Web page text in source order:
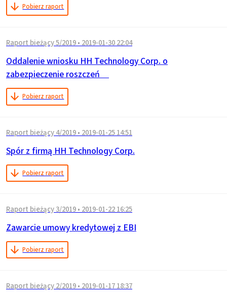
Pobierz raport
Raport bieżący 5/2019 • 2019-01-30 22:04
Oddalenie wniosku HH Technology Corp. o
zabezpieczenie roszczeń
Pobierz raport
Raport bieżący 4/2019 • 2019-01-25 14:51
Spór z firmą HH Technology Corp.
Pobierz raport
Raport bieżący 3/2019 • 2019-01-22 16:25
Zawarcie umowy kredytowej z EBI
Pobierz raport
Raport bieżący 2/2019 • 2019-01-17 18:37